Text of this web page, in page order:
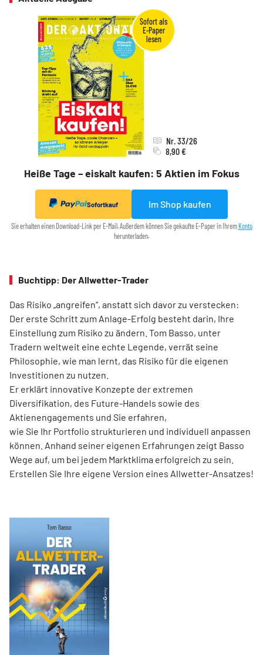
Heiße Tage – eiskalt kaufen: 5 Aktien im Fokus
Nr. 33/26
8,90 €
Sofortkauf Im Shop kaufen
Sie erhalten einen Download-Link per E-Mail. Außerdem können Sie gekaufte E-Paper in Ihrem Konto
herunterladen.
Buchtipp: Der Allwetter-Trader
Das Risiko „angreifen“, anstatt sich davor zu verstecken:
Der erste Schritt zum Anlage-Erfolg besteht darin, Ihre
Einstellung zum Risiko zu ändern. Tom Basso, unter
Tradern weltweit eine echte Legende, verrät seine
Philosophie, wie man lernt, das Risiko für die eigenen
Investitionen zu nutzen.
Er erklärt innovative Konzepte der extremen
Diversifikation, des Future-Handels sowie des
Aktienengagements und Sie erfahren,
wie Sie Ihr Portfolio strukturieren und individuell anpassen
können. Anhand seiner eigenen Erfahrungen zeigt Basso
Wege auf, um bei jedem Marktklima erfolgreich zu sein.
Erstellen Sie Ihre eigene Version eines Allwetter-Ansatzes!